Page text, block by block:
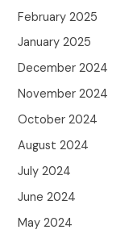
February 2025
January 2025
December 2024
November 2024
October 2024
August 2024
July 2024
June 2024
May 2024